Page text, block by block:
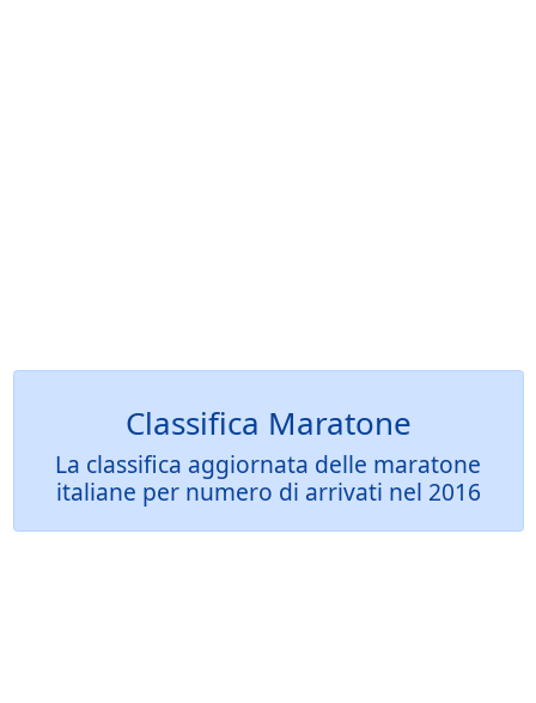
Classifica Maratone
La classifica aggiornata delle maratone
italiane per numero di arrivati nel 2016